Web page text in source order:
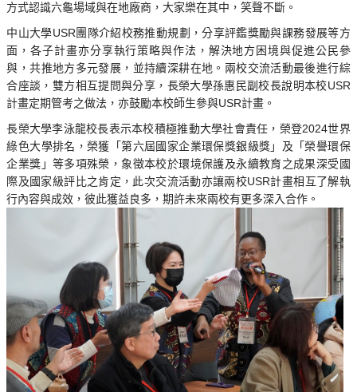
方式認識六龜場域與在地廠商，大家樂在其中，笑聲不斷。
中山大學USR團隊介紹校務推動規劃，分享評鑑獎勵與課務發展等方
面，各子計畫亦分享執行策略與作法，解決地方困境與促進公民參
與，共推地方多元發展，並持續深耕在地。兩校交流活動最後進行綜
合座談，雙方相互提問與分享，長榮大學孫惠民副校長說明本校USR
計畫定期管考之做法，亦鼓勵本校師生參與USR計畫。
長榮大學李泳龍校長表示本校積極推動大學社會責任，榮登2024世界
綠色大學排名，榮獲「第六屆國家企業環保獎銀級獎」及「榮譽環保
企業獎」等多項殊榮，象徵本校於環境保護及永續教育之成果深受國
際及國家級評比之肯定，此次交流活動亦讓兩校USR計畫相互了解執
行內容與成效，彼此獲益良多，期許未來兩校有更多深入合作。